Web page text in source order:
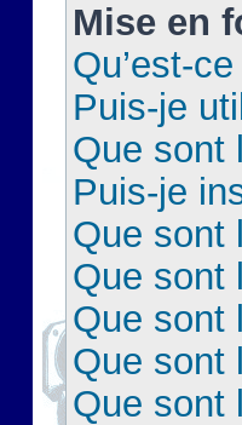
Mise en
Qu’est-
Puis-je
Que sont
Puis-je
Que sont
Que sont
Que sont
Que sont
Que sont